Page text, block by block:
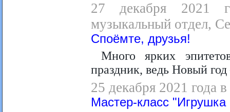
27 декабря 2021
музыкальный отдел,
Споёмте, друзья!
Много ярких
праздник, ведь Новый
25 декабря 2021 года
Мастер-класс